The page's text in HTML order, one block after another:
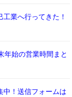
業へ行ってきた！
年始の営業時間まと
中！送信フォームは